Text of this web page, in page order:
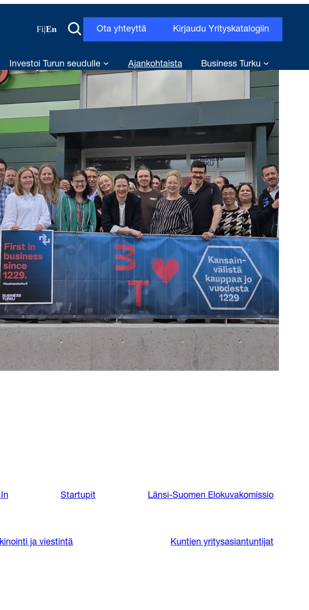
Fi|En Ota yhteyttä Kirjaudu Yrityskatalogiin
Investoi Turun seudulle Ajankohtaista Business Turku
Startupit Länsi-Suomen Elokuvakomissio
ja viestintä Kuntien yritysasiantuntijat